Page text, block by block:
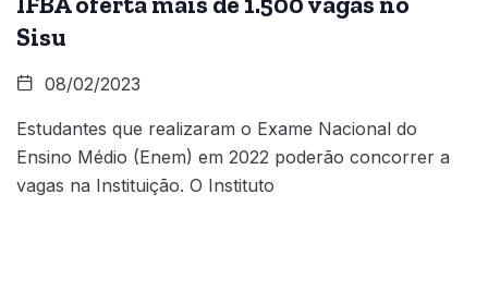
Sisu
08/02/2023
Estudantes que realizaram o Exame Nacional do
Ensino Médio (Enem) em 2022 poderão concorrer a
vagas na Instituição. O Instituto